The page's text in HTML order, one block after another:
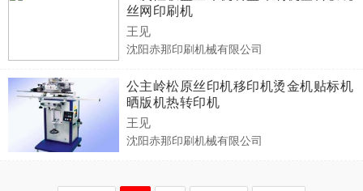
丝网印刷机
王见
沈阳赤那印刷机械有限公司
公主岭松原丝印机移印机烫金机贴标机
晒版机热转印机
王见
沈阳赤那印刷机械有限公司